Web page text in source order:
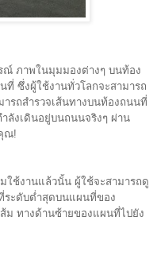
ณ์ ภาพในมุมมองต่างๆ บนท้อง
ที่ ซึ่งผู้ใช้งานทั่วโลกจะสามารถ
รถสำรวจเส้นทางบนท้องถนนที่
ลังเดินอยู่บนถนนจริงๆ ผ่าน
ณ!
ใช้งานแล้วนั้น ผู้ใช้จะสามารถดู
ระดับต่ำสุดบนแผนที่ของ
ม ทางด้านซ้ายของแผนที่ไปยัง